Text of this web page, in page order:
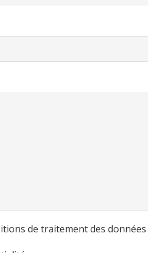
de traitement des données